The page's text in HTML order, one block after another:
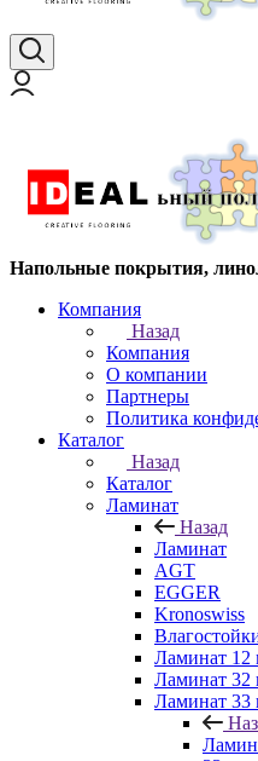
Напольные покрытия,
Компания
Назад
Компания
О компании
Партнеры
Политика
Каталог
Назад
Каталог
Ламинат
Назад
Ламинат
AGT
EGGER
Kronoswiss
Ламинат 12
Ламинат 32
Ламинат 33